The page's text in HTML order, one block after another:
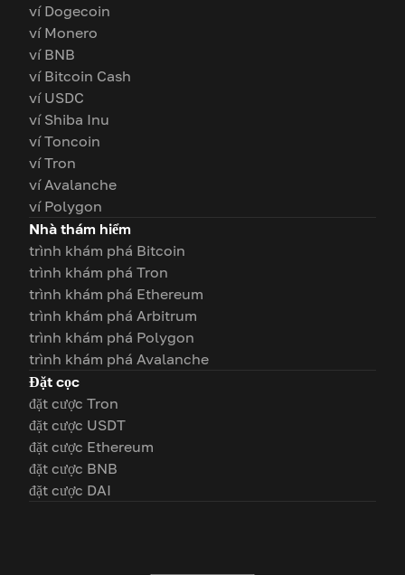
ví Dogecoin
ví Monero
ví BNB
ví Bitcoin Cash
ví USDC
ví Shiba Inu
ví Toncoin
ví Tron
ví Avalanche
ví Polygon
Nhà thám hiểm
trình khám phá Bitcoin
trình khám phá Tron
trình khám phá Ethereum
trình khám phá Arbitrum
trình khám phá Polygon
trình khám phá Avalanche
Đặt cọc
đặt cược Tron
đặt cược USDT
đặt cược Ethereum
đặt cược BNB
đặt cược DAI